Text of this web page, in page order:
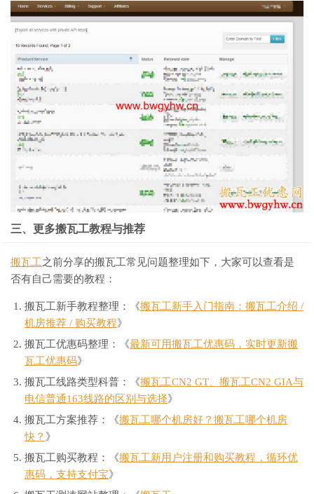
三、更多搬瓦工教程与推荐
搬瓦工之前分享的搬瓦工常见问题整理如下，大家可以查看是
否有自己需要的教程：
搬瓦工新手教程整理：《搬瓦工新手入门指南：搬瓦工介绍 /
机房推荐 / 购买教程》
搬瓦工优惠码整理：《最新可用搬瓦工优惠码，实时更新搬
瓦工优惠码》
搬瓦工线路类型科普：《搬瓦工CN2 GT、搬瓦工CN2 GIA与
电信普通163线路的区别与选择》
搬瓦工方案推荐：《搬瓦工哪个机房好？搬瓦工哪个机房
快？ 》
搬瓦工购买教程：《搬瓦工新用户注册和购买教程，循环优
惠码，支持支付宝》